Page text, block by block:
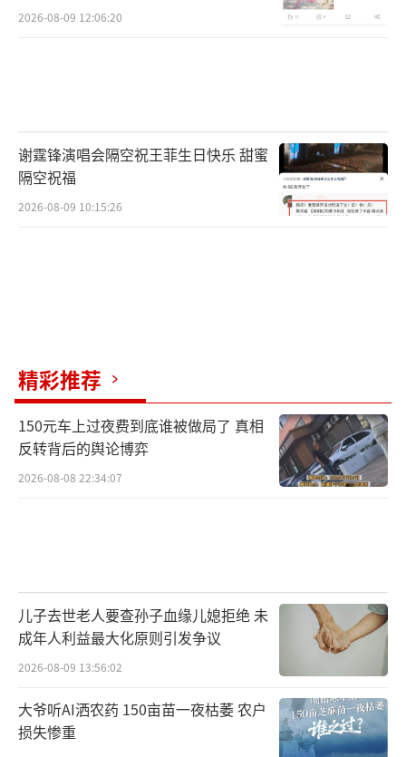
2026-08-09 12:06:20
谢霆锋演唱会隔空祝王菲生日快乐 甜蜜
隔空祝福
2026-08-09 10:15:26
精彩推荐
150元车上过夜费到底谁被做局了 真相
反转背后的舆论博弈
2026-08-08 22:34:07
儿子去世老人要查孙子血缘儿媳拒绝 未
成年人利益最大化原则引发争议
2026-08-09 13:56:02
大爷听AI洒农药 150亩苗一夜枯萎 农户
损失惨重